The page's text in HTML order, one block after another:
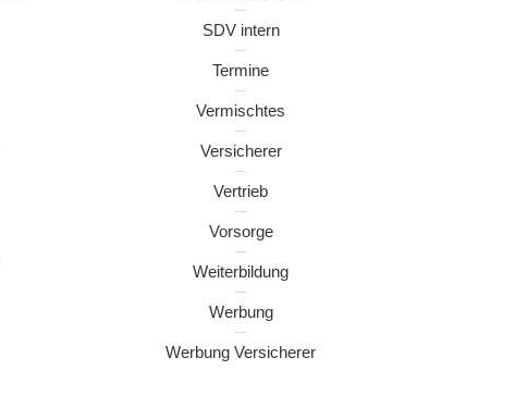
SDV intern
Termine
Vermischtes
Versicherer
Vertrieb
Vorsorge
Weiterbildung
Werbung
Werbung Versicherer